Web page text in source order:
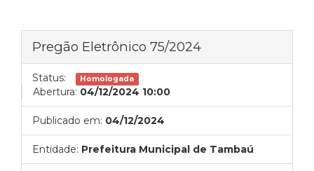
Pregão Eletrônico 75/2024
Status: Homologada
Abertura: 04/12/2024 10:00
Publicado em: 04/12/2024
Entidade: Prefeitura Municipal de Tambaú